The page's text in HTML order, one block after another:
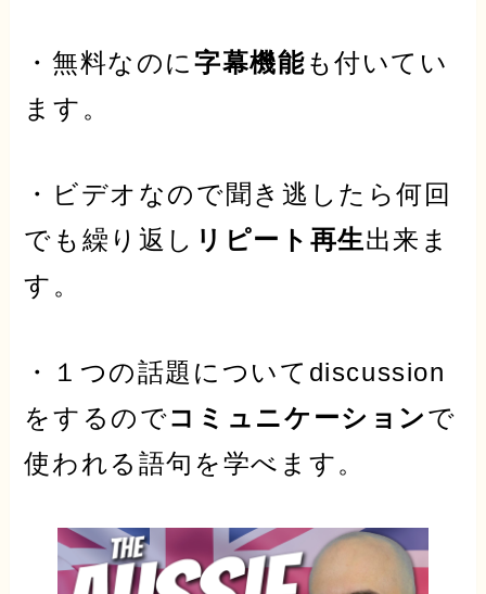
・無料なのに字幕機能も付いてい
ます。
・ビデオなので聞き逃したら何回
でも繰り返し リピート再生出来ま
す。
・１つの話題についてdiscussion
をするのでコミュニケーションで
使われる語句を学べます。